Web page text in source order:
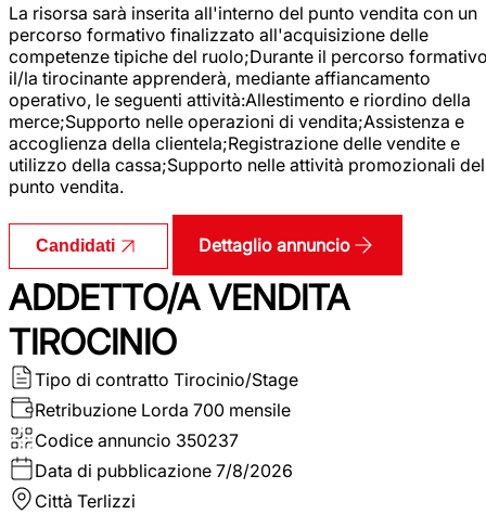
La risorsa sarà inserita all'interno del punto vendita con un
percorso formativo finalizzato all'acquisizione delle
competenze tipiche del ruolo;Durante il percorso
il/la tirocinante apprenderà, mediante affiancamento
operativo, le seguenti attività:Allestimento e riordino della
merce;Supporto nelle operazioni di vendita;Assistenza e
accoglienza della clientela;Registrazione delle vendite e
utilizzo della cassa;Supporto nelle attività promozionali del
punto vendita.
Candidati Dettaglio annuncio
ADDETTO/A VENDITA
TIROCINIO
Tipo di contratto Tirocinio/Stage
Retribuzione Lorda 700 mensile
Codice annuncio 350237
Data di pubblicazione 7/8/2026
Città Terlizzi